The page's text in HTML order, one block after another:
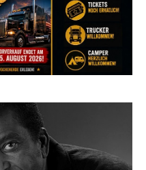
Single „Late Night
auf unvergessliche
mit „I Don’t Care“
zu seinen Wurzeln zurück –
die Kraft der Akustik